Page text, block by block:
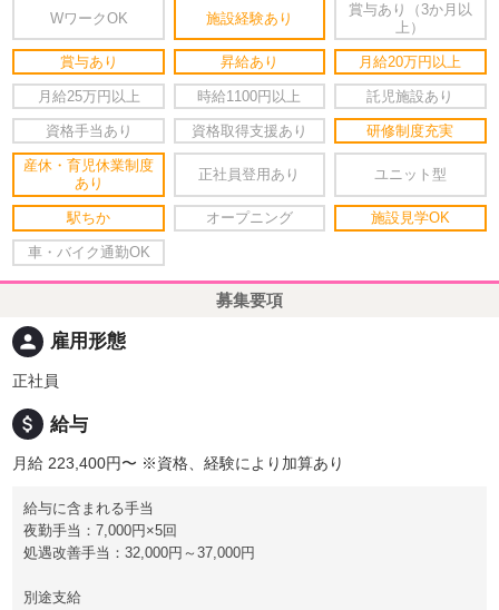
WワークOK 施設経験あり
賞与あり（3か月以
上）
賞与あり 昇給あり 月給20万円以上
月給25万円以上 時給1100円以上 託児施設あり
資格手当あり 資格取得支援あり 研修制度充実
産休・育児休業制度
あり
正社員登用あり ユニット型
駅ちか オープニング 施設見学OK
車・バイク通勤OK
募集要項
person 雇用形態
正社員
attach_money 給与
月給 223,400円〜 ※資格、経験により加算あり
給与に含まれる手当
夜勤手当：7,000円×5回
処遇改善手当：32,000円～37,000円
別途支給